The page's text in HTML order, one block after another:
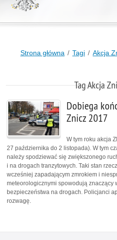
Strona główna Tagi Akcja
Tag Akcja
Dobiega
Znicz 2017
W tym roku akcja
27 października do 2 listopada). W tym
należy spodziewać się zwiększonego
i na drogach tranzytowych. Taki stan
wcześniej zapadającym zmrokiem i
meteorologicznymi spowodują znaczący
bezpieczeństwa na drogach. Policjanci
rozwagę.